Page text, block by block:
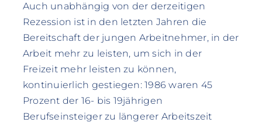
Auch unabhängig von der derzeitigen
Rezession ist in den letzten Jahren die
Bereitschaft der jungen Arbeitnehmer, in der
Arbeit mehr zu leisten, um sich in der
Freizeit mehr leisten zu können,
kontinuierlich gestiegen: 1986 waren 45
Prozent der 16- bis 19jährigen
Berufseinsteiger zu längerer Arbeitszeit